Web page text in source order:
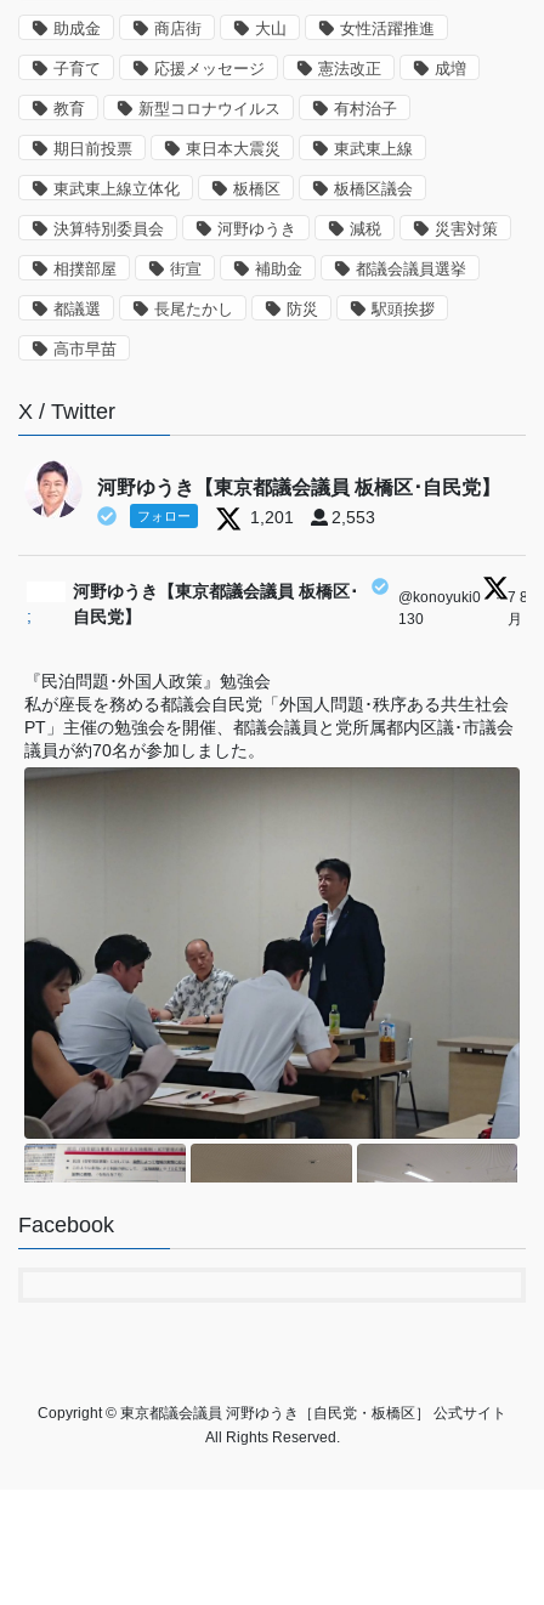
助成金 商店街 大山 女性活躍推進
子育て 応援メッセージ 憲法改正 成増
教育 新型コロナウイルス 有村治子
期日前投票 東日本大震災 東武東上線
東武東上線立体化 板橋区 板橋区議会
決算特別委員会 河野ゆうき 減税 災害対策
相撲部屋 街宣 補助金 都議会議員選挙
都議選 長尾たかし 防災 駅頭挨拶
高市早苗
X / Twitter
河野ゆうき【東京都議会議員 板橋区･自民党】
フォロー 1,201 2,553
;
河野ゆうき【東京都議会議員 板橋区･
自民党】
@konoyuki0
130
· 7 8
月
『民泊問題･外国人政策』勉強会
私が座長を務める都議会自民党「外国人問題･秩序ある共生社会
PT」主催の勉強会を開催、都議会議員と党所属都内区議･市議会
議員が約70名が参加しました。
Facebook
Copyright © 東京都議会議員 河野ゆうき［自民党・板橋区］ 公式サイト
All Rights Reserved.